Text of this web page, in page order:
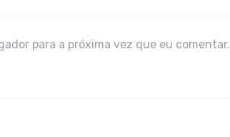
para a próxima vez que eu comentar.